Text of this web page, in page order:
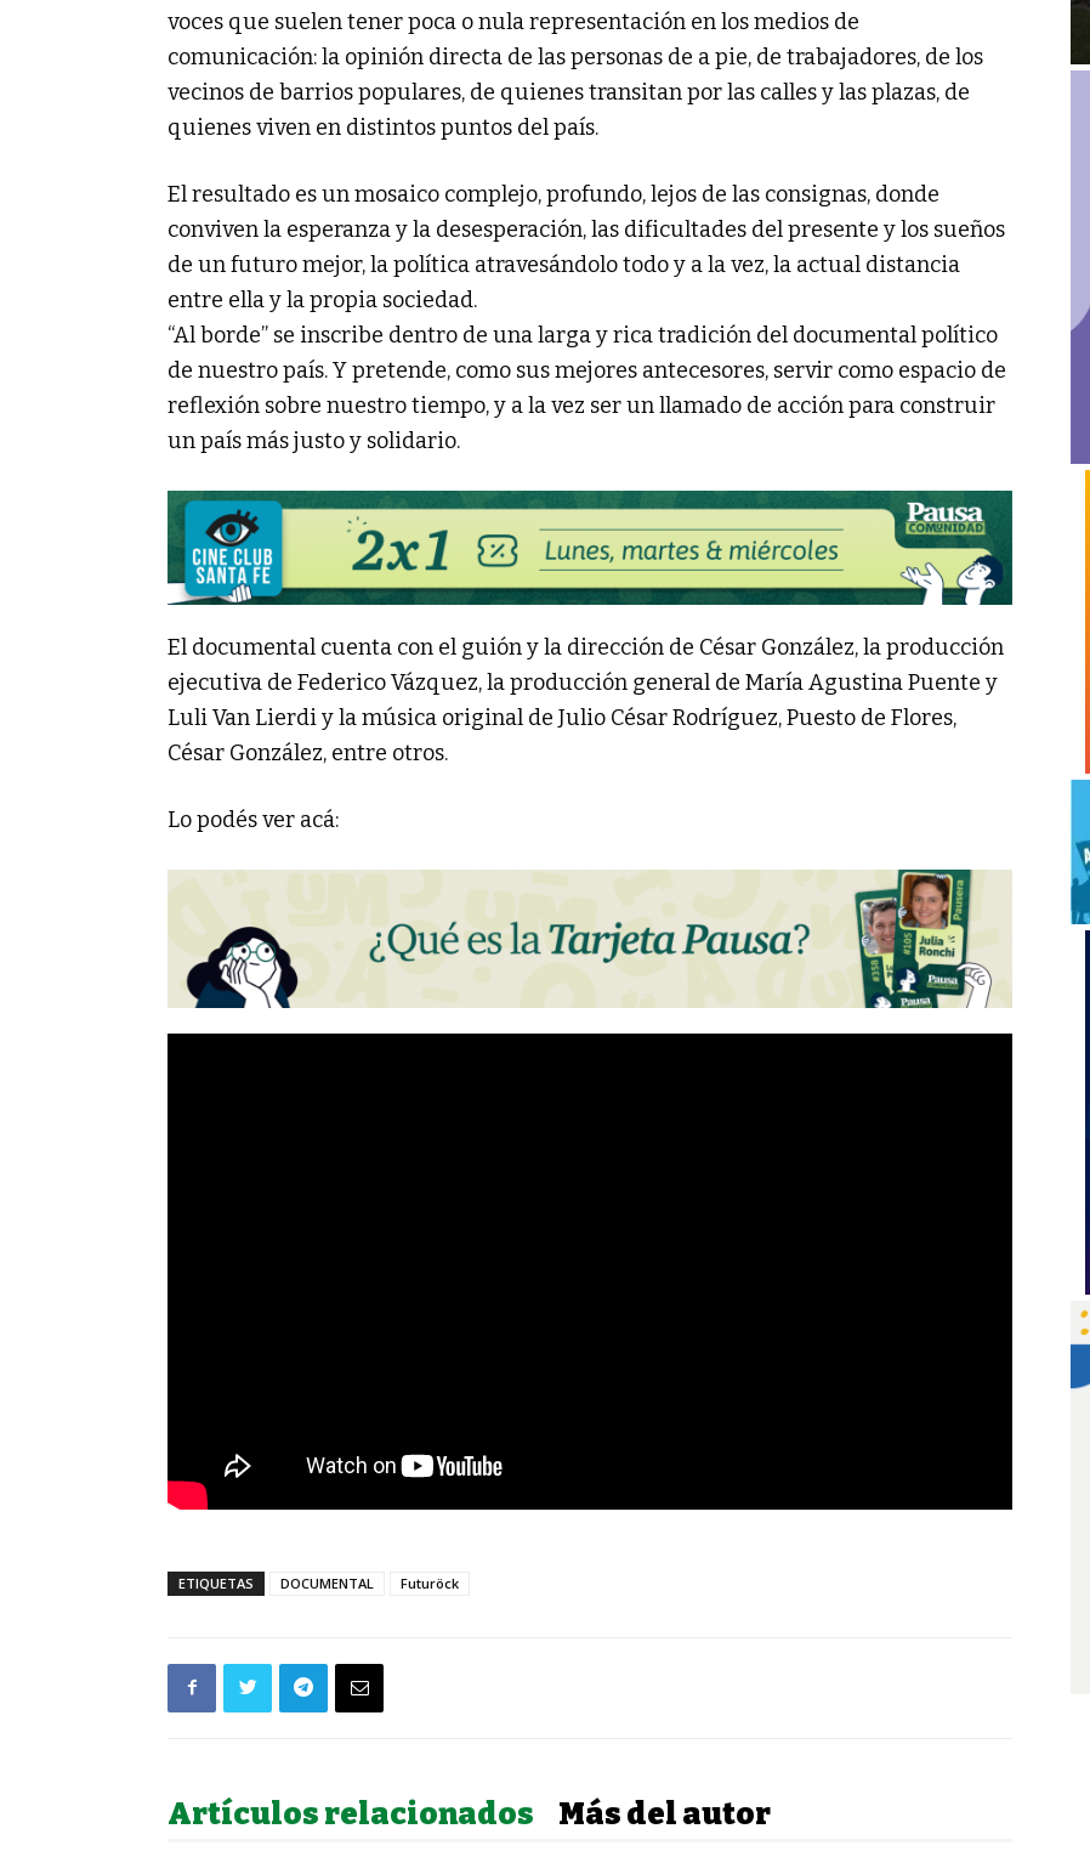
voces que suelen tener poca o nula representación en los medios de
comunicación: la opinión directa de las personas de a pie, de trabajadores, de los
vecinos de barrios populares, de quienes transitan por las calles y las plazas, de
quienes viven en distintos puntos del país.
El resultado es un mosaico complejo, profundo, lejos de las consignas, donde
conviven la esperanza y la desesperación, las dificultades del presente y los sueños
de un futuro mejor, la política atravesándolo todo y a la vez, la actual distancia
entre ella y la propia sociedad.
“Al borde” se inscribe dentro de una larga y rica tradición del documental político
de nuestro país. Y pretende, como sus mejores antecesores, servir como espacio de
reflexión sobre nuestro tiempo, y a la vez ser un llamado de acción para construir
un país más justo y solidario.
El documental cuenta con el guión y la dirección de César González, la producción
ejecutiva de Federico Vázquez, la producción general de María Agustina Puente y
Luli Van Lierdi y la música original de Julio César Rodríguez, Puesto de Flores,
César González, entre otros.
Lo podés ver acá:
ETIQUETAS DOCUMENTAL Futuröck
Artículos relacionados Más del autor